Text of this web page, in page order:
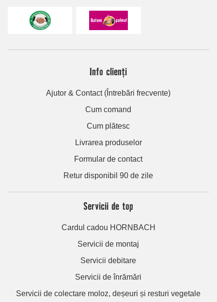
Info clienți
Ajutor & Contact (Întrebări frecvente)
Cum comand
Cum plătesc
Livrarea produselor
Formular de contact
Retur disponibil 90 de zile
Servicii de top
Cardul cadou HORNBACH
Servicii de montaj
Servicii debitare
Servicii de înrămări
Servicii de colectare moloz, deșeuri și resturi vegetale